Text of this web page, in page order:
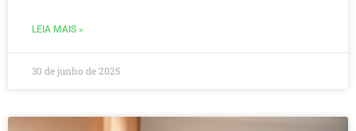
LEIA MAIS »
30 de junho de 2025